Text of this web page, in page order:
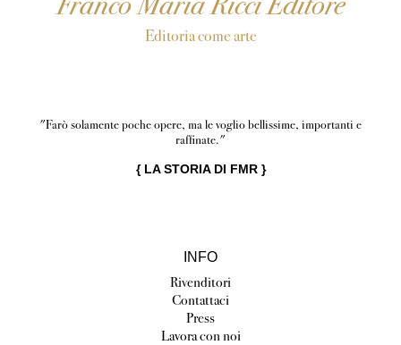
Franco Maria Ricci Editore
Editoria come arte
"Farò solamente poche opere, ma le voglio bellissime, importanti e
raffinate."
{ LA STORIA DI FMR}
INFO
Rivenditori
Contattaci
Press
Lavora con noi